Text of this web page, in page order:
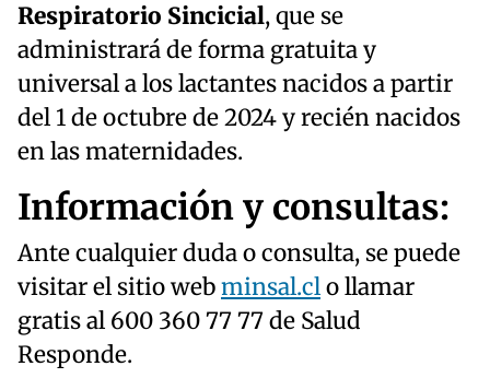
Respiratorio Sincicial, que se
administrará de forma gratuita y
universal a los lactantes nacidos a partir
del 1 de octubre de 2024 y recién nacidos
en las maternidades.
Información y consultas:
Ante cualquier duda o consulta, se puede
visitar el sitio webminsal.clo llamar
gratis al 600 360 77 77 de Salud
Responde.